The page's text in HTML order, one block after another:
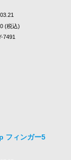
(税込)
7491
フィンガー5